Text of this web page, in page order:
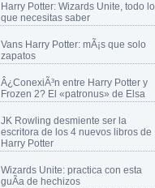
Harry Potter: Wizards Unite, todo lo
que necesitas saber
Vans Harry Potter: mÃ¡s que solo
zapatos
Â¿ConexiÃ³n entre Harry Potter y
Frozen 2? El «patronus» de Elsa
JK Rowling desmiente ser la
escritora de los 4 nuevos libros de
Harry Potter
Wizards Unite: practica con esta
guÃ­a de hechizos